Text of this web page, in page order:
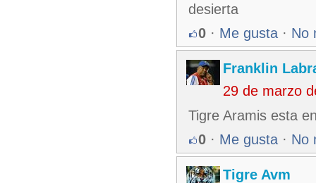
desierta
0 · Me gusta · No
Franklin
29 de marzo
Tigre Aramis esta
0 · Me gusta · No
Tigre Avm